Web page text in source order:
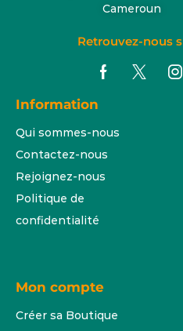
Cameroun
Retrouvez-nous
Information
Qui sommes-nous
Contactez-nous
Rejoignez-nous
Politique de
confidentialité
Mon compte
Créer sa Boutique